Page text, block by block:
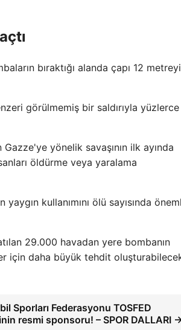
bıraktığı alanda çapı 12 metreyi
görülmemiş bir saldırıyla yüzlerce
yönelik savaşının ilk ayında
öldürme veya yaralama
kullanımını ölü sayısında
29.000 havadan yere bombanın
için daha büyük tehdit
Sporları Federasyonu TOSFED
resmi sponsoru! – SPOR DALLARI